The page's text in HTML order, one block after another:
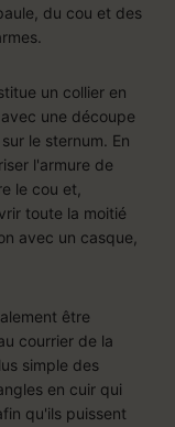
du cou et des
un collier en
une découpe
le sternum. En
l'armure de
le cou et,
toute la moitié
avec un casque,
être
courrier de la
simple des
en cuir qui
qu'ils puissent